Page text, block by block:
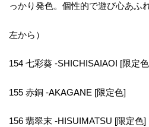
っかり発色。個性的で遊び心あふ
左から）
154 七彩葵 -SHICHISAIAOI [限定
155 赤銅 -AKAGANE [限定色]
156 翡翠末 -HISUIMATSU [限定色]